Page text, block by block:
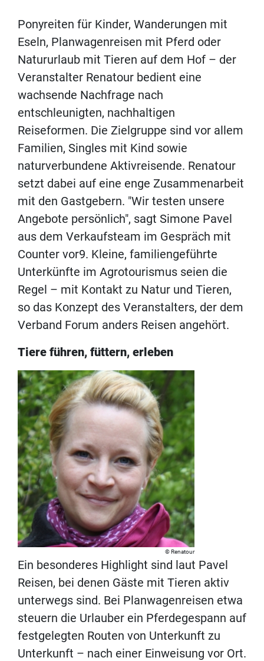
Ponyreiten für Kinder, Wanderungen mit
Eseln, Planwagenreisen mit Pferd oder
Natururlaub mit Tieren auf dem Hof – der
Veranstalter Renatour bedient eine
wachsende Nachfrage nach
entschleunigten, nachhaltigen
Reiseformen. Die Zielgruppe sind vor allem
Familien, Singles mit Kind sowie
naturverbundene Aktivreisende. Renatour
setzt dabei auf eine enge Zusammenarbeit
mit den Gastgebern. "Wir testen unsere
Angebote persönlich", sagt Simone Pavel
aus dem Verkaufsteam im Gespräch mit
Counter vor9. Kleine, familiengeführte
Unterkünfte im Agrotourismus seien die
Regel – mit Kontakt zu Natur und Tieren,
so das Konzept des Veranstalters, der dem
Verband Forum anders Reisen angehört.
Tiere führen, füttern, erleben
Renatour
Ein besonderes Highlight sind laut Pavel
Reisen, bei denen Gäste mit Tieren aktiv
unterwegs sind. Bei Planwagenreisen etwa
steuern die Urlauber ein Pferdegespann auf
festgelegten Routen von Unterkunft zu
Unterkunft – nach einer Einweisung vor Ort.